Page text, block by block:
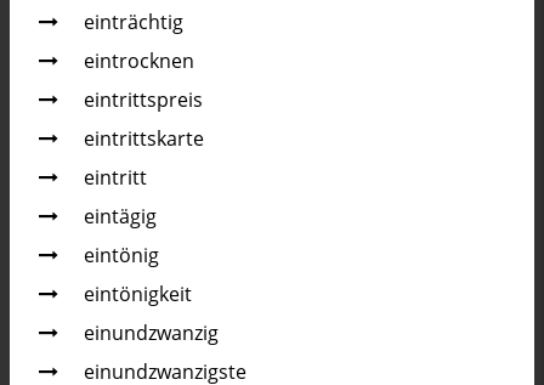
einträchtig
eintrocknen
eintrittspreis
eintrittskarte
eintritt
eintägig
eintönig
eintönigkeit
einundzwanzig
einundzwanzigste